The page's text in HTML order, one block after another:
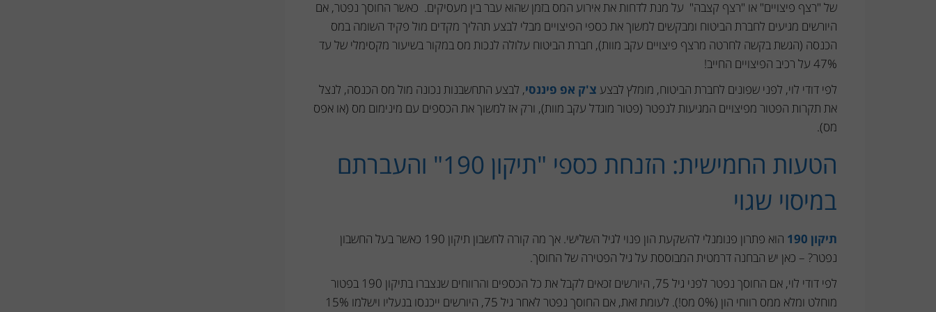
של "רצף פיצויים" או "רצף קצבה" על מנת לדחות את אירוע המס בזמן שהוא עבר בין מעסיקים. כאשר החוסך נפטר, אם
היורשים מגיעים לחברת הביטוח ומבקשים למשוך את כספי הפיצויים מבלי לבצע תהליך מקדים מול פקיד השומה במס
הכנסה (הגשת בקשה לחרטה מרצף פיצויים עקב מוות), חברת הביטוח עלולה לנכות מס במקור בשיעור מקסימלי של עד
47% על רכיב הפיצויים החייב!
לפי דודי לוי, לפני שפונים לחברת הביטוח, מומלץ לבצע צ'ק אפ פיננסי, לבצע התחשבנות נכונה מול מס הכנסה, לנצל
את תקרות הפטור מפיצויים המגיעות לנפטר (פטור מוגדל עקב מוות), ורק אז למשוך את הכספים עם מינימום מס (או אפס
מס).
הטעות החמישית: הזנחת כספי "תיקון 190" והעברתם
במיסוי שגוי
תיקון 190
הוא פתרון פנומנלי להשקעת הון פנוי לגיל השלישי. אך מה קורה לחשבון תיקון 190 כאשר בעל החשבון
נפטר? – כאן יש הבחנה דרמטית המבוססת על גיל הפטירה של החוסך.
לפי דודי לוי, אם החוסך נפטר לפני גיל 75, היורשים זכאים לקבל את כל הכספים והרווחים שנצברו בתיקון 190 בפטור
מוחלט ומלא ממס רווחי הון (0% מס!). לעומת זאת, אם החוסך נפטר לאחר גיל 75, היורשים ייכנסו בנעליו וישלמו 15%